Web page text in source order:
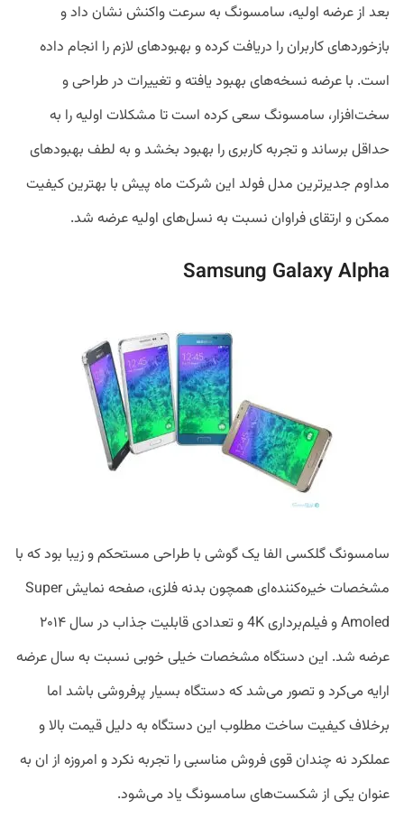
بعد از عرضه اولیه، سامسونگ به سرعت واکنش نشان داد و
بازخورد‌های کاربران را دریافت کرده و بهبود‌های لازم را انجام داده
است. با عرضه نسخه‌های بهبود یافته و تغییرات در طراحی و
سخت‌افزار، سامسونگ سعی کرده است تا مشکلات اولیه را به
حداقل برساند و تجربه کاربری را بهبود بخشد و به لطف بهبود‌های
مداوم جدیرترین مدل فولد این شرکت ماه پیش با بهترین کیفیت
ممکن و ارتقای فراوان نسبت به نسل‌های اولیه عرضه شد.
Samsung Galaxy Alpha
سامسونگ گلکسی الفا یک گوشی با طراحی مستحکم و زیبا بود که با
مشخصات خیره‌کننده‌ای همچون بدنه فلزی، صفحه نمایش Super
Amoled و فیلم‌برداری 4K و تعدادی قابلیت جذاب در سال ۲۰۱۴
عرضه شد. این دستگاه مشخصات خیلی خوبی نسبت به سال عرضه
ارایه می‌کرد و تصور می‌شد که دستگاه بسیار پرفروشی باشد اما
برخلاف کیفیت ساخت مطلوب این دستگاه به دلیل قیمت بالا و
عملکرد نه چندان قوی فروش مناسبی را تجربه نکرد و امروزه از ان به
عنوان یکی از شکست‌های سامسونگ یاد می‌شود.